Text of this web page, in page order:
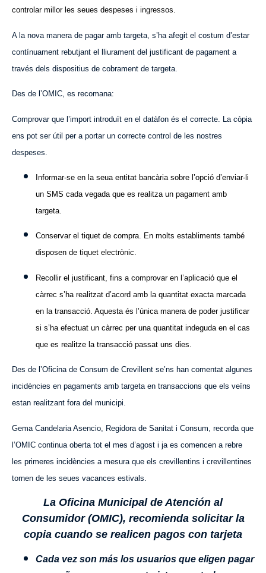
controlar millor les seues despeses i ingressos.
A la nova manera de pagar amb targeta, s’ha afegit el costum d’estar
contínuament rebutjant el lliurament del justificant de pagament a
través dels dispositius de cobrament de targeta.
Des de l’OMIC, es recomana:
Comprovar que l’import introduït en el datàfon és el correcte. La còpia
ens pot ser útil per a portar un correcte control de les nostres
despeses.
Informar-se en la seua entitat bancària sobre l’opció d’enviar-li
un SMS cada vegada que es realitza un pagament amb
targeta.
Conservar el tiquet de compra. En molts establiments també
disposen de tiquet electrònic.
Recollir el justificant, fins a comprovar en l’aplicació que el
càrrec s’ha realitzat d’acord amb la quantitat exacta marcada
en la transacció. Aquesta és l’única manera de poder justificar
si s’ha efectuat un càrrec per una quantitat indeguda en el cas
que es realitze la transacció passat uns dies.
Des de l’Oficina de Consum de Crevillent se’ns han comentat algunes
incidències en pagaments amb targeta en transaccions que els veïns
estan realitzant fora del municipi.
Gema Candelaria Asencio, Regidora de Sanitat i Consum, recorda que
l’OMIC continua oberta tot el mes d’agost i ja es comencen a rebre
les primeres incidències a mesura que els crevillentins i crevillentines
tornen de les seues vacances estivals.
La Oficina Municipal de Atención al
Consumidor (OMIC), recomienda solicitar la
copia cuando se realicen pagos con tarjeta
Cada vez son más los usuarios que eligen pagar